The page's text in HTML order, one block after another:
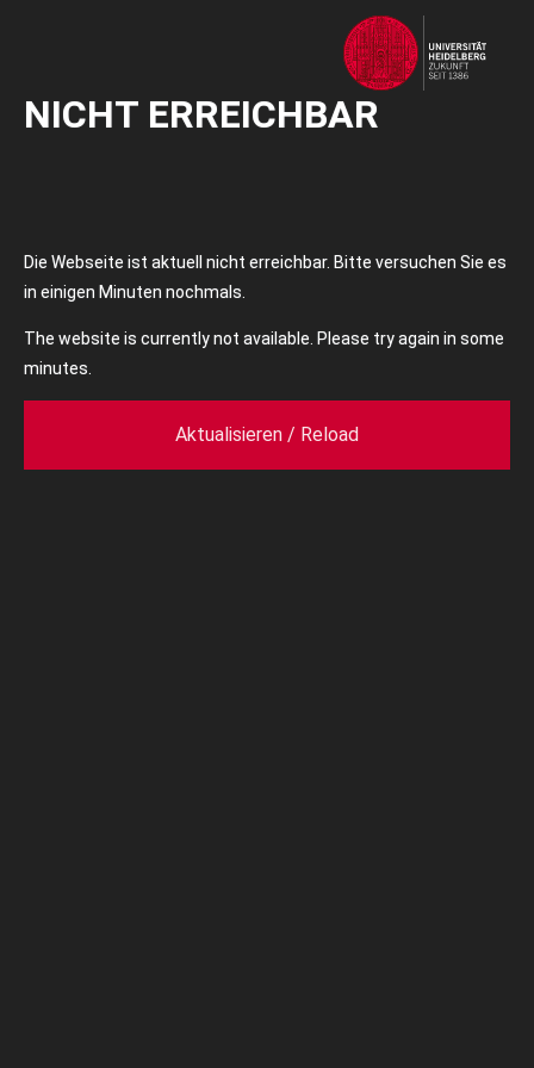
NICHT ERREICHBAR
Die Webseite ist aktuell nicht erreichbar. Bitte versuchen Sie es
in einigen Minuten nochmals.
The website is currently not available. Please try again in some
minutes.
Aktualisieren / Reload